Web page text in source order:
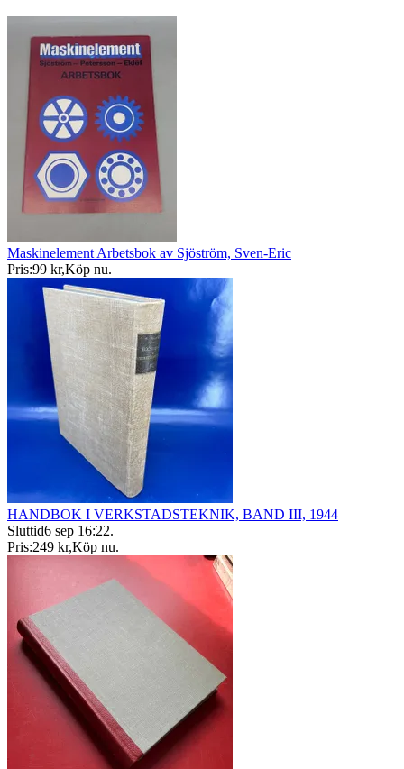
Maskinelement Arbetsbok av Sjöström, Sven-Eric
Pris:99 kr,Köp nu.
HANDBOK I VERKSTADSTEKNIK, BAND III, 1944
Sluttid6 sep 16:22.
Pris:249 kr,Köp nu.